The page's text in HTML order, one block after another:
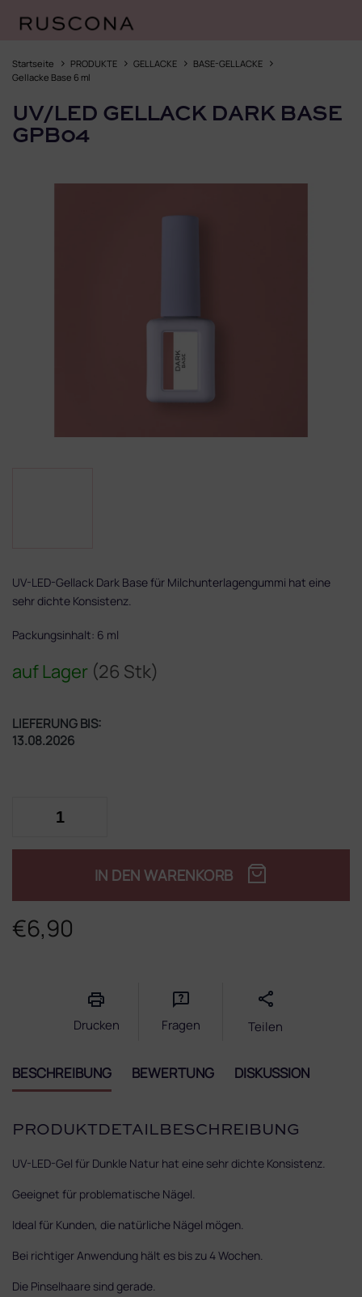
Inhalt
springen
Startseite PRODUKTE GELLACKE
BASE-GELLACKE
Gellacke Base 6 ml
UV/LED GELLACK DARK BASE
GPB04
€6,90
auf Lager (26 Stk)
LIEFERUNG BIS:
13.08.2026
IN DEN WARENKORB
UV-LED-Gellack Dark Base für Milchunterlagengummi hat eine
sehr dichte Konsistenz.
Packungsinhalt: 6 ml
Drucken Fragen Teilen
BESCHREIBUNG BEWERTUNG DISKUSSION
PRODUKTDETAILBESCHREIBUNG
UV-LED-Gel für Dunkle Natur hat eine sehr dichte Konsistenz.
Geeignet für problematische Nägel.
Ideal für Kunden, die natürliche Nägel mögen.
Bei richtiger Anwendung hält es bis zu 4 Wochen.
Die Pinselhaare sind gerade.